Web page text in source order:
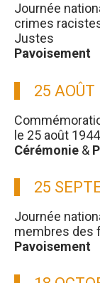
Journée
crimes
Justes
Pavoisement
25 AOÛT
le 25 août 1944
Cérémonie &
25
Journée
membres des
Pavoisement